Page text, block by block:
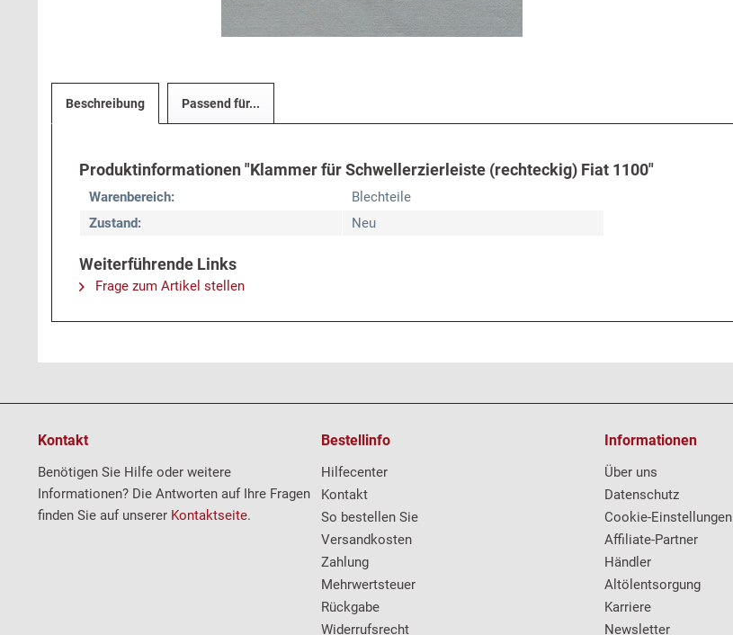
Beschreibung Passend für...
Produktinformationen "Klammer für Schwellerzierleiste (rechteckig) Fiat 1100"
Warenbereich:
Blechteile
Zustand:
Neu
Weiterführende Links
Frage zum Artikel stellen
Kontakt
Benötigen Sie Hilfe oder weitere
Informationen? Die Antworten auf Ihre Fragen
finden Sie auf unserer Kontaktseite.
Bestellinfo
Hilfecenter
Kontakt
So bestellen Sie
Versandkosten
Zahlung
Mehrwertsteuer
Rückgabe
Widerrufsrecht
Informationen
Über uns
Datenschutz
Cookie-Einstellungen
Affiliate-Partner
Händler
Altölentsorgung
Karriere
Newsletter